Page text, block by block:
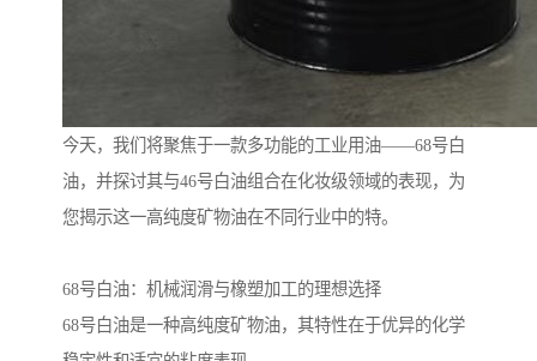
今天，我们将聚焦于一款多功能的工业用油——68号白
油，并探讨其与46号白油组合在化妆级领域的表现，为
您揭示这一高纯度矿物油在不同行业中的特。
68号白油：机械润滑与橡塑加工的理想选择
68号白油是一种高纯度矿物油，其特性在于优异的化学